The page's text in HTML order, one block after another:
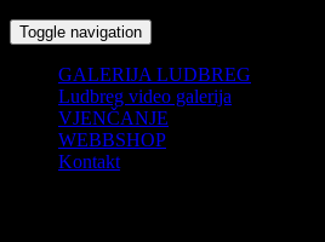
Toggle navigation
GALERIJA LUDBREG
Ludbreg video galerija
VJENČANJE
WEBBSHOP
Kontakt